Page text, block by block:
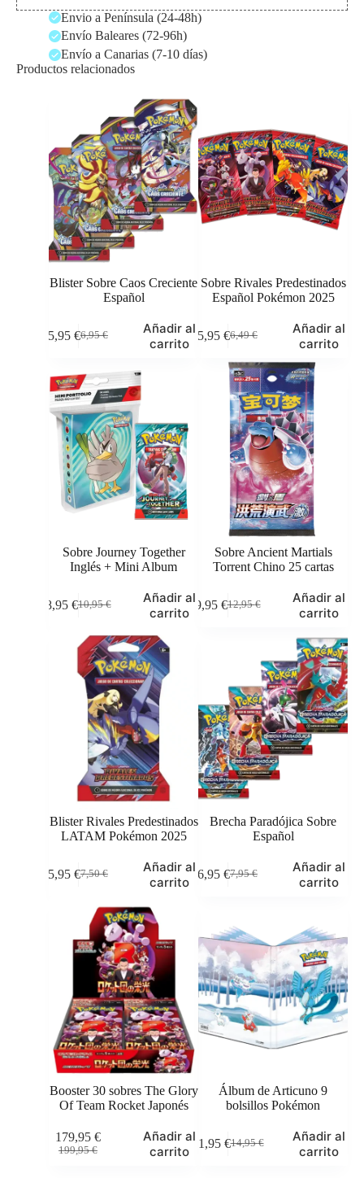
Envio a Península (24-48h)
Envío Baleares (72-96h)
Envío a Canarias (7-10 días)
Productos relacionados
Blister Sobre Caos Creciente
Español
6,95€
El
original
era:
6,95 €.
5,95 €El
actual
es:
5,95 €.
Añadir al
carrito
Sobre Rivales Predestinados
Español Pokémon 2025
6,49€
El
original
era:
6,49 €.
5,95 €El
actual
es:
5,95 €.
Añadir al
carrito
Sobre Journey Together
Inglés + Mini Album
10,95€
El
original
era:
10,95 €.
8,95 €El
actual
es:
8,95 €.
Añadir al
carrito
Sobre Ancient Martials
Torrent Chino 25 cartas
12,95€
El
12,95 €.
9,95 €El
9,95 €.
Añadir al
carrito
Blister Rivales Predestinados
LATAM Pokémon 2025
7,50€
El
original
era:
7,50 €.
5,95 €El
actual
es:
5,95 €.
Añadir al
carrito
Brecha Paradójica Sobre
Español
7,95€
El
era:
7,95 €.
6,95 €El
es:
6,95 €.
Añadir al
carrito
Booster 30 sobres The Glory
Of Team Rocket Japonés
199,95€
El
179,95 €
El
Añadir al
carrito
Álbum de Articuno 9
bolsillos Pokémon
14,95€
El
11,95 €El
Añadir al
carrito